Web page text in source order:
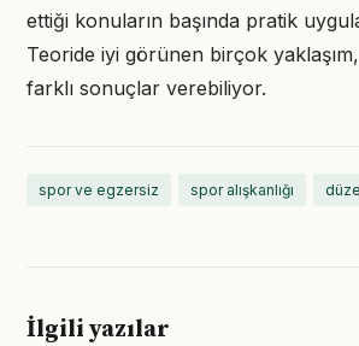
ettiği konuların başında pratik
Teoride iyi görünen birçok
farklı sonuçlar verebiliyor.
spor ve egzersiz spor alışkanlığı
İlgili yazılar